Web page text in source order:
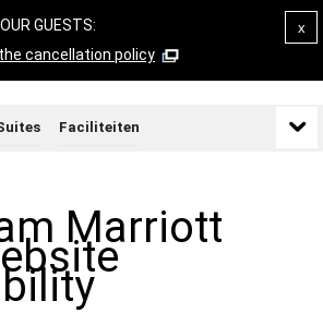
x
GUESTS:
cancellation policy
Faciliteiten
Marriott